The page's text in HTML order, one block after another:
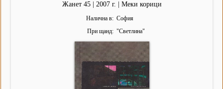
Жанет 45 | 2007 г. | Меки корици
Налична в
София
При щанд
"Светлина"